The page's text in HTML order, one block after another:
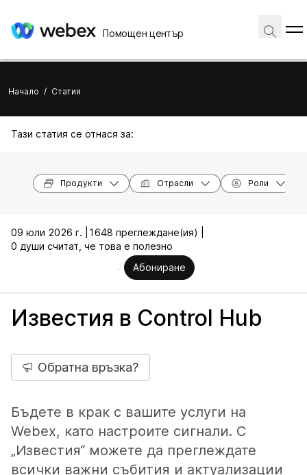
Помощен център
Начало / Статия
Тази статия се отнася за:
Продукти Отрасли Роли
09 юли 2026 г. |
1648 преглеждане(ия) |
0 души считат, че това е полезно
Абониране
Известия в Control Hub
Обратна връзка?
Бъдете в крак с вашите услуги на
Webex, като настроите сигнали. С
„Известия“ можете да преглеждате
всички важни събития и актуализации